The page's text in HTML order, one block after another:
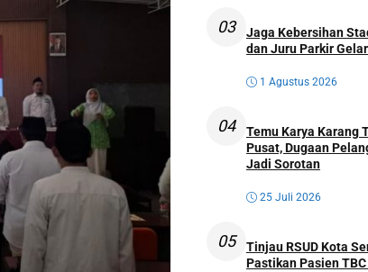
03
Jaga Kebersihan
dan Juru Parkir
1 Agustus 2026
04
Temu Karya Karang
Pusat, Dugaan
Jadi Sorotan
25 Juli 2026
05
Tinjau RSUD Kota
Pastikan Pasien